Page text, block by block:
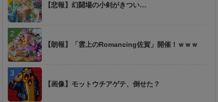
【悲報】幻闘場の小剣がきつい…
【朗報】「雲上のRomancing佐賀」開催！ｗｗｗ
【画像】モットウチアゲテ、倒せた？